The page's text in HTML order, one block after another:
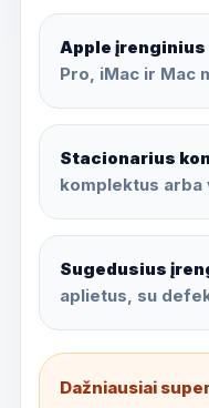
Apple įrenginius
Pro, iMac ir Mac
Stacionarius
komplektus arba
Sugedusius
aplietus, su
Dažniausiai